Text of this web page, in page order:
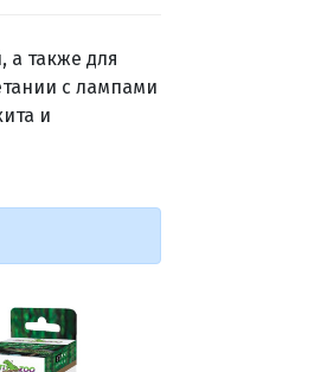
а также для
с лампами
и